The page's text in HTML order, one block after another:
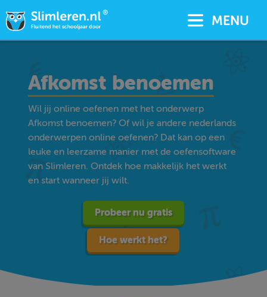
MENU
Afkomst benoemen
Wil jij online oefenen met het onderwerp
Afkomst benoemen? Of wil je andere nederlands
onderwerpen online oefenen? Dat kan op een
leuke en leerzame manier met de oefensoftware
van Slimleren. Ontdek hoe makkelijk het werkt
en start wanneer jij wilt.
Probeer nu gratis
Hoe werkt het?